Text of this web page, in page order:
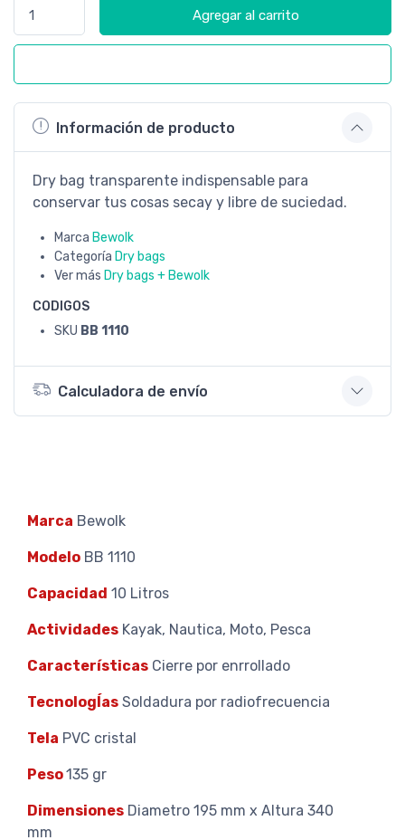
Agregar al carrito
Información de producto
Dry bag transparente indispensable para
conservar tus cosas secay y libre de suciedad.
Marca Bewolk
Categoría Dry bags
Ver más Dry bags + Bewolk
CODIGOS
SKU BB 1110
Calculadora de envío
Marca Bewolk
Modelo BB 1110
Capacidad 10 Litros
Actividades Kayak, Nautica, Moto, Pesca
Características Cierre por enrrollado
TecnologÍas Soldadura por radiofrecuencia
Tela PVC cristal
Peso135 gr
Dimensiones Diametro 195 mm x Altura 340
mm